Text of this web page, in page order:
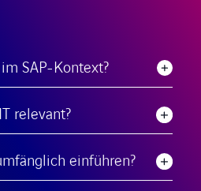
SAP-Kontext?
relevant?
einführen?